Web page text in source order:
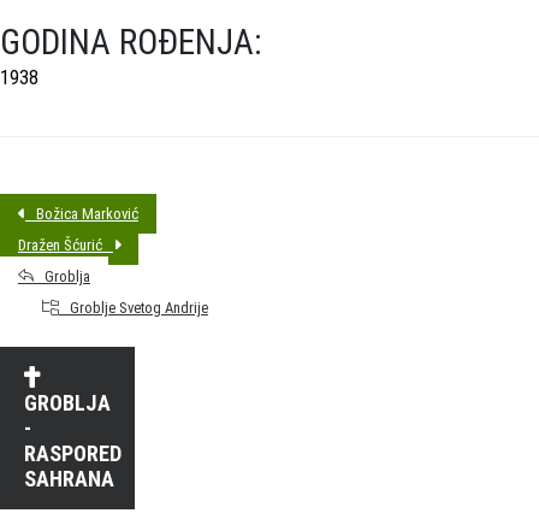
GODINA ROĐENJA:
1938
Božica Marković
Dražen Šćurić
Groblja
Groblje Svetog Andrije
GROBLJA
-
RASPORED
SAHRANA